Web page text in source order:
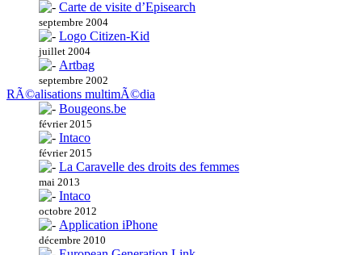
Carte de visite d’Episearch
septembre 2004
Logo Citizen-Kid
juillet 2004
Artbag
septembre 2002
RÃ©alisations multimÃ©dia
Bougeons.be
février 2015
Intaco
février 2015
La Caravelle des droits des femmes
mai 2013
Intaco
octobre 2012
Application iPhone
décembre 2010